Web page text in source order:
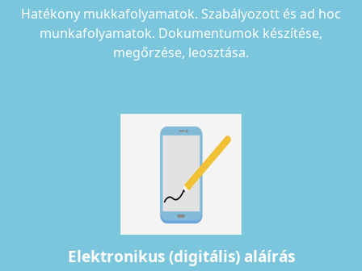
Hatékony mukkafolyamatok. Szabályozott és ad hoc
munkafolyamatok. Dokumentumok készítése,
megőrzése, leosztása.
Elektronikus (digitális) aláírás